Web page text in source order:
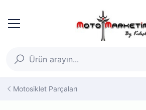
Motosiklet Parçaları